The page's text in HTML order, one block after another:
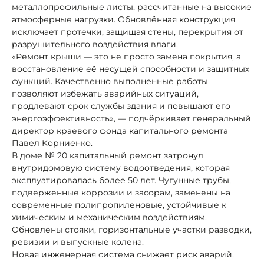
металлопрофильные листы, рассчитанные на высокие
атмосферные нагрузки. Обновлённая конструкция
исключает протечки, защищая стены, перекрытия от
разрушительного воздействия влаги.
«Ремонт крыши — это не просто замена покрытия, а
восстановление её несущей способности и защитных
функций. Качественно выполненные работы
позволяют избежать аварийных ситуаций,
продлевают срок службы здания и повышают его
энергоэффективность», — подчёркивает генеральный
директор краевого фонда капитального ремонта
Павел Корниенко.
В доме № 20 капитальный ремонт затронул
внутридомовую систему водоотведения, которая
эксплуатировалась более 50 лет. Чугунные трубы,
подверженные коррозии и засорам, заменены на
современные полипропиленовые, устойчивые к
химическим и механическим воздействиям.
Обновлены стояки, горизонтальные участки разводки,
ревизии и выпускные колена.
Новая инженерная система снижает риск аварий,